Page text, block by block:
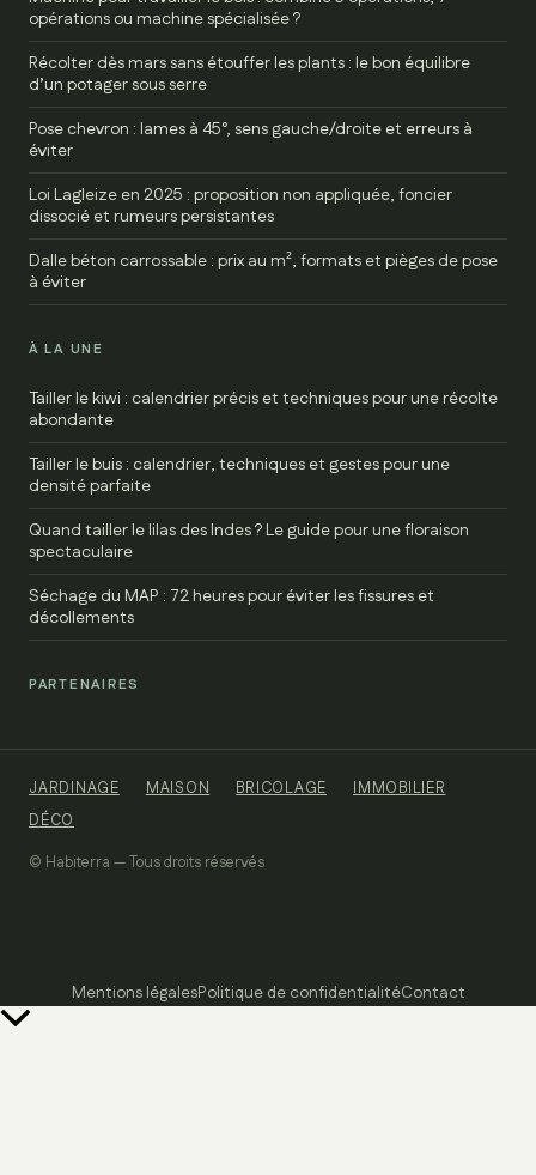
opérations ou machine spécialisée ?
Récolter dès mars sans étouffer les plants : le bon équilibre
d’un potager sous serre
Pose chevron : lames à 45°, sens gauche/droite et erreurs à
éviter
Loi Lagleize en 2025 : proposition non appliquée, foncier
dissocié et rumeurs persistantes
Dalle béton carrossable : prix au m², formats et pièges de pose
à éviter
À LA UNE
Tailler le kiwi : calendrier précis et techniques pour une récolte
abondante
Tailler le buis : calendrier, techniques et gestes pour une
densité parfaite
Quand tailler le lilas des Indes ? Le guide pour une floraison
spectaculaire
Séchage du MAP : 72 heures pour éviter les fissures et
décollements
PARTENAIRES
JARDINAGE MAISON BRICOLAGE
IMMOBILIER
DÉCO
© Habiterra — Tous droits réservés
Mentions légalesPolitique de confidentialitéContact